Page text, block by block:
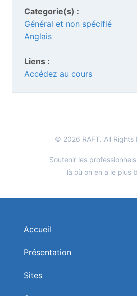
Categorie(s) :
Général et non spécifié
Anglais
Liens :
Accédez au cours
© 2026 RAFT. All Rights
Soutenir les
là où on en a le plus
Accueil
Présentation
Sites